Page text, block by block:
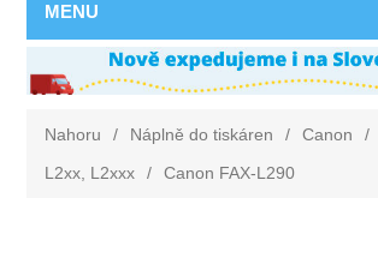
MENU
Nahoru / Náplně do tiskáren / Canon /
L2xx, L2xxx
/ Canon FAX-L290